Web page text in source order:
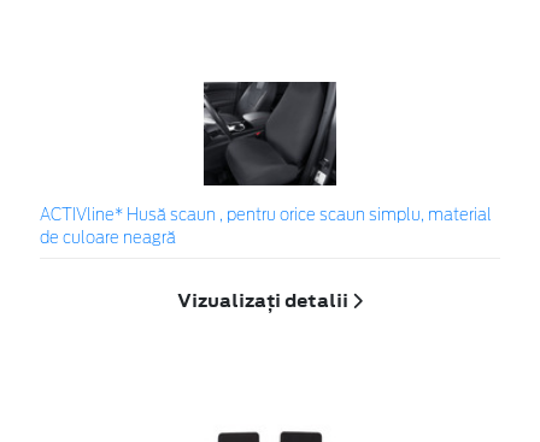
ACTIVline* Husă scaun , pentru orice scaun simplu, material
de culoare neagră
Vizualizați detalii